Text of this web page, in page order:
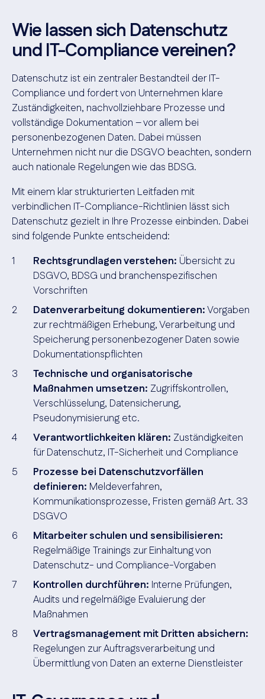
Wie lassen sich Datenschutz
und IT-Compliance vereinen?
Datenschutz ist ein zentraler Bestandteil der IT-
Compliance und fordert von Unternehmen klare
Zuständigkeiten, nachvollziehbare Prozesse und
vollständige Dokumentation – vor allem bei
personenbezogenen Daten. Dabei müssen
Unternehmen nicht nur die DSGVO beachten, sondern
auch nationale Regelungen wie das BDSG.
Mit einem klar strukturierten Leitfaden mit
verbindlichen IT-Compliance-Richtlinien lässt sich
Datenschutz gezielt in Ihre Prozesse einbinden. Dabei
sind folgende Punkte entscheidend:
Rechtsgrundlagen verstehen: Übersicht zu
DSGVO, BDSG und branchenspezifischen
Vorschriften
Datenverarbeitung dokumentieren:Vorgaben
zur rechtmäßigen Erhebung, Verarbeitung und
Speicherung personenbezogener Daten sowie
Dokumentationspflichten
Technische und organisatorische
Maßnahmen umsetzen: Zugriffskontrollen,
Verschlüsselung, Datensicherung,
Pseudonymisierung etc.
Verantwortlichkeiten klären: Zuständigkeiten
für Datenschutz, IT-Sicherheit und Compliance
Prozesse bei Datenschutzvorfällen
definieren: Meldeverfahren,
Kommunikationsprozesse, Fristen gemäß Art. 33
DSGVO
Mitarbeiter schulen und sensibilisieren:
Regelmäßige Trainings zur Einhaltung von
Datenschutz- und Compliance-Vorgaben
Kontrollen durchführen: Interne Prüfungen,
Audits und regelmäßige Evaluierung der
Maßnahmen
Vertragsmanagement mit Dritten absichern:
Regelungen zur Auftragsverarbeitung und
Übermittlung von Daten an externe Dienstleister